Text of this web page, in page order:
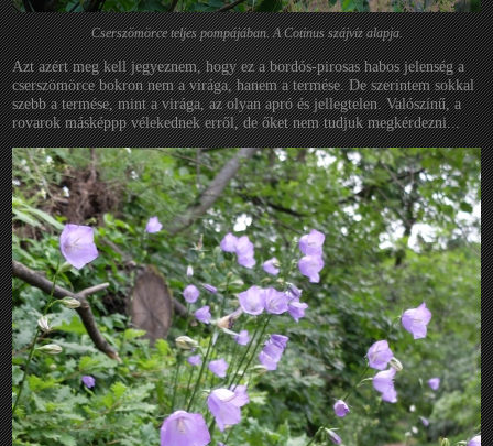
Cserszömörce teljes pompájában. A Cotinus szájvíz alapja.
Azt azért meg kell jegyeznem, hogy ez a bordós-pirosas habos jelenség a
cserszömörce bokron nem a virága, hanem a termése. De szerintem sokkal
szebb a termése, mint a virága, az olyan apró és jellegtelen. Valószínű, a
rovarok másképpp vélekednek erről, de őket nem tudjuk megkérdezni...